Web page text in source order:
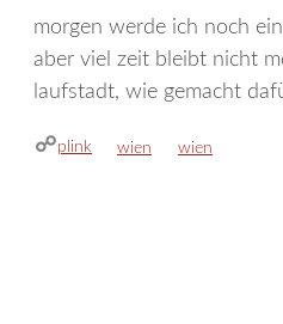
morgen werde ich noch
aber viel zeit bleibt nicht
laufstadt, wie gemacht
plink kategorien
wien schlagwörter
wien